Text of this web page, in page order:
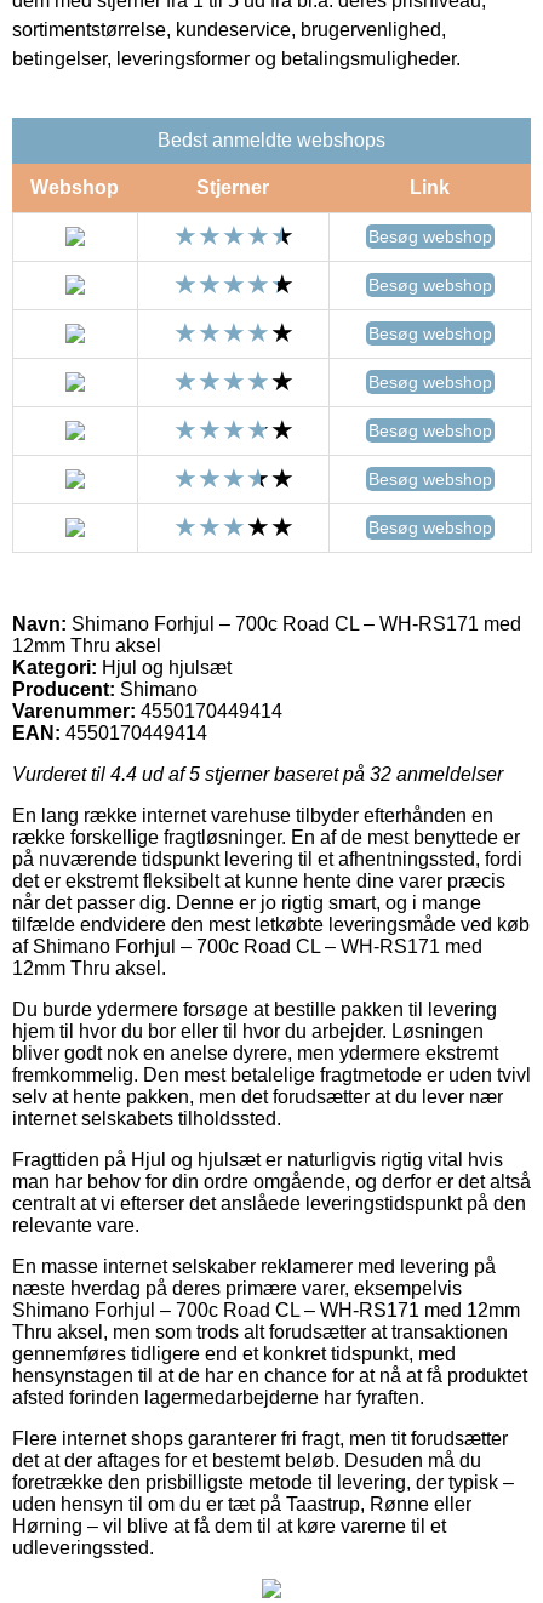
sortimentstørrelse, kundeservice, brugervenlighed,
betingelser, leveringsformer og betalingsmuligheder.
Bedst anmeldte webshops
Webshop Stjerner Link
Besøg webshop
Besøg webshop
Besøg webshop
Besøg webshop
Besøg webshop
Besøg webshop
Besøg webshop
Navn: Shimano Forhjul – 700c Road CL – WH-RS171 med
12mm Thru aksel
Kategori: Hjul og hjulsæt
Producent: Shimano
Varenummer: 4550170449414
EAN: 4550170449414
Vurderet til 4.4 ud af 5 stjerner baseret på 32 anmeldelser
En lang række internet varehuse tilbyder efterhånden en
række forskellige fragtløsninger. En af de mest benyttede er
på nuværende tidspunkt levering til et afhentningssted, fordi
det er ekstremt fleksibelt at kunne hente dine varer præcis
når det passer dig. Denne er jo rigtig smart, og i mange
tilfælde endvidere den mest letkøbte leveringsmåde ved køb
af Shimano Forhjul – 700c Road CL – WH-RS171 med
12mm Thru aksel.
Du burde ydermere forsøge at bestille pakken til levering
hjem til hvor du bor eller til hvor du arbejder. Løsningen
bliver godt nok en anelse dyrere, men ydermere ekstremt
fremkommelig. Den mest betalelige fragtmetode er uden tvivl
selv at hente pakken, men det forudsætter at du lever nær
internet selskabets tilholdssted.
Fragttiden på Hjul og hjulsæt er naturligvis rigtig vital hvis
man har behov for din ordre omgående, og derfor er det altså
centralt at vi efterser det anslåede leveringstidspunkt på den
relevante vare.
En masse internet selskaber reklamerer med levering på
næste hverdag på deres primære varer, eksempelvis
Shimano Forhjul – 700c Road CL – WH-RS171 med 12mm
Thru aksel, men som trods alt forudsætter at transaktionen
gennemføres tidligere end et konkret tidspunkt, med
hensynstagen til at de har en chance for at nå at få produktet
afsted forinden lagermedarbejderne har fyraften.
Flere internet shops garanterer fri fragt, men tit forudsætter
det at der aftages for et bestemt beløb. Desuden må du
foretrække den prisbilligste metode til levering, der typisk –
uden hensyn til om du er tæt på Taastrup, Rønne eller
Hørning – vil blive at få dem til at køre varerne til et
udleveringssted.